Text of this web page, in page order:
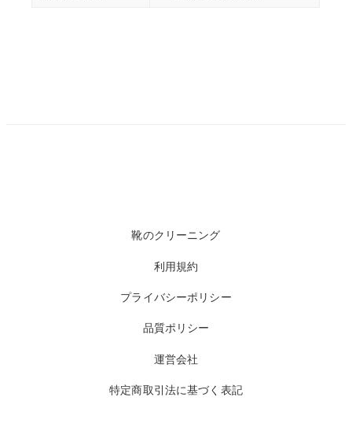
靴のクリーニング
利用規約
プライバシーポリシー
品質ポリシー
運営会社
特定商取引法に基づく表記